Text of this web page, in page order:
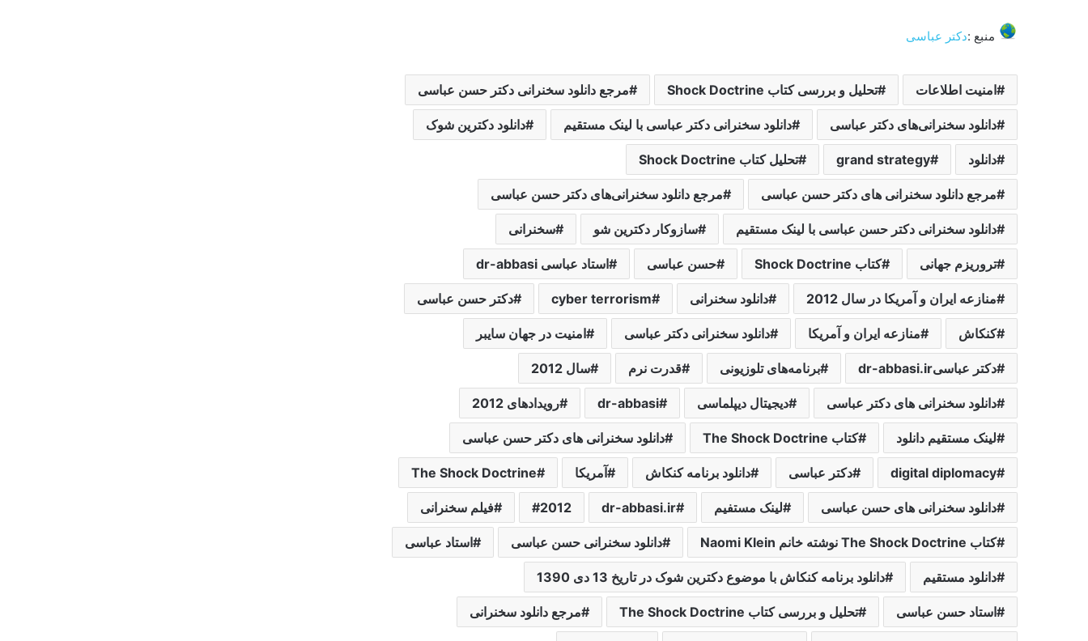
منبع :دکتر عباسی
امنیت اطلاعات تحلیل و بررسی کتاب Shock Doctrine مرجع دانلود سخنرانی دکتر حسن عباسی
دانلود سخنرانی‌های دکتر عباسی دانلود سخنرانی دکتر عباسی با لینک مستقیم دانلود دکترین شوک
دانلود grand strategy تحلیل کتاب Shock Doctrine
مرجع دانلود سخنرانی های دکتر حسن عباسی مرجع دانلود سخنرانی‌های دکتر حسن عباسی
دانلود سخنرانی دکتر حسن عباسی با لینک مستقیم سازوکار دکترین شو سخنرانی
تروریزم جهانی کتاب Shock Doctrine حسن عباسی استاد عباسی dr-abbasi
منازعه ایران و آمریکا در سال 2012 دانلود سخنرانی cyber terrorism دکتر حسن عباسی
کنکاش منازعه ایران و آمریکا دانلود سخنرانی دکتر عباسی امنیت در جهان سایبر
دکتر عباسیdr-abbasi.ir برنامه‌های تلوزیونی قدرت نرم سال 2012
دانلود سخنرانی های دکتر عباسی دیجیتال دیپلماسی dr-abbasi رویدادهای 2012
لینک مستقیم دانلود کتاب The Shock Doctrine دانلود سخنرانی های دکتر حسن عباسی
digital diplomacy دکتر عباسی دانلود برنامه کنکاش آمریکا The Shock Doctrine
دانلود سخنرانی های حسن عباسی لینک مستفیم dr-abbasi.ir
2012 فیلم سخنرانی
کتاب The Shock Doctrine نوشته خانم Naomi Klein دانلود سخنرانی حسن عباسی استاد عباسی
دانلود مستقیم دانلود برنامه کنکاش با موضوع دکترین شوک در تاریخ 13 دی 1390
استاد حسن عباسی تحلیل و بررسی کتاب The Shock Doctrine مرجع دانلود سخنرانی